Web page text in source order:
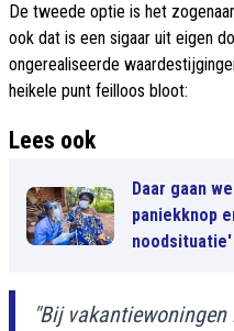
De tweede optie is het
ook dat is een sigaar uit eigen
ongerealiseerde
heikele punt feilloos bloot:
Lees ook
Daar gaan
paniekknop
"Bij